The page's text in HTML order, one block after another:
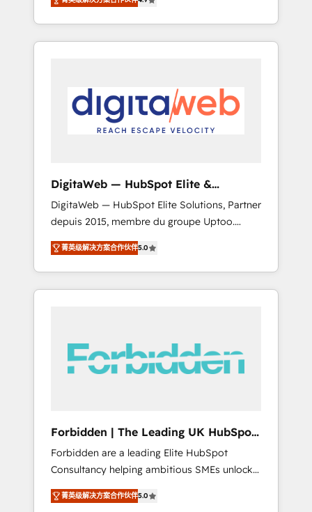
industries. With 150+ HubSpot-certified
experts, we deliver scalable solutions to
complex GTM and RevOps challenges. Our
smooth setup tailored to your GTM motion.
🔹 Migrations: Move from other CRMs to
HubSpot without data loss or downtime. 🔹
stack for better adoption. 🔹 Custom
Solutions: Build tailored apps, workflows, and
configurations. We are SOC 2 Type II and ISO
27001 certified, reinforcing our commitment
to data security and compliance. At
OneMetric, we help revenue teams focus on
the OneMetric that matters most: revenue.
DigitaWeb — HubSpot Elite &
Intégrations ERP
DigitaWeb — HubSpot Elite Solutions, Partner
depuis 2015, membre du groupe Uptoo.
Nous aidons les ETI et PME B2B à unifier
Marketing, Ventes et Service sur HubSpot
grâce à la Revenue Architecture : alignement
des équipes, pipeline prévisible, croissance
Shopify, Oneflow. 💻 Développements
custom : CRM UI Extensions (React),
B2B, Immobilier, Viticulture, Finance. 🚀 Nos
livrables : migration sécurisée,
implémentation Marketing + Sales + Service
Hub, synchronisation ERP ↔ HubSpot temps
réel, formation équipes. 🏆 +350 projets
菁英级解决方案合作伙伴5.0
Forbidden | The Leading UK HubSpot
Consultancy
Forbidden are a leading Elite HubSpot
Consultancy helping ambitious SMEs unlock
the full potential of HubSpot. Too many
businesses invest in HubSpot but never see
菁英级解决方案合作伙伴5.0